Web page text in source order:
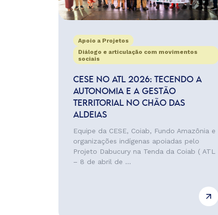
Apoio a Projetos
Diálogo e articulação com movimentos
sociais
CESE NO ATL 2026: TECENDO A
AUTONOMIA E A GESTÃO
TERRITORIAL NO CHÃO DAS
ALDEIAS
Equipe da CESE, Coiab, Fundo Amazônia e
organizações indígenas apoiadas pelo
Projeto Dabucury na Tenda da Coiab ( ATL
– 8 de abril de ...